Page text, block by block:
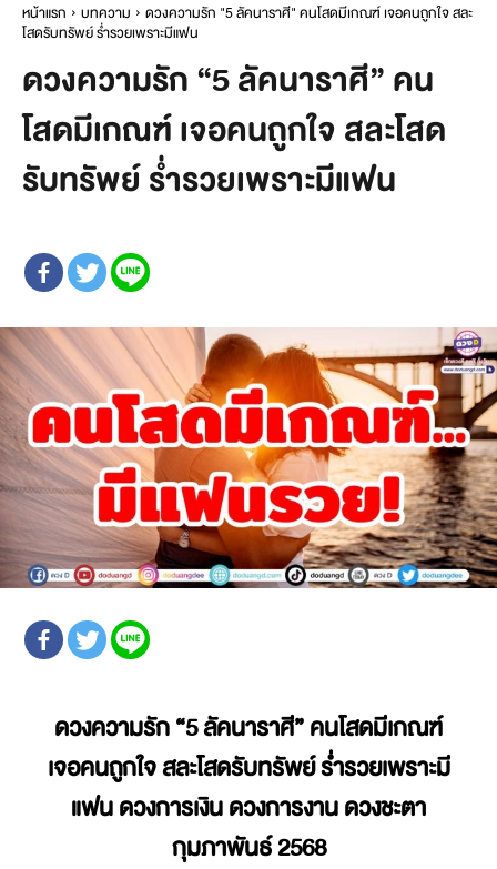
หน้าแรก บทความ
ดวงความรัก "5 ลัคนาราศี" คนโสดมีเกณฑ์ เจอคนถูกใจ สละ
โสดรับทรัพย์ ร่ำรวยเพราะมีแฟน
ดวงความรัก “5 ลัคนาราศี” คน
โสดมีเกณฑ์ เจอคนถูกใจ สละโสด
รับทรัพย์ ร่ำรวยเพราะมีแฟน
ดวงความรัก“5 ลัคนาราศี” คนโสดมีเกณฑ์
เจอคนถูกใจ สละโสดรับทรัพย์ ร่ำรวยเพราะมี
แฟน ดวงการเงิน ดวงการงานดวงชะตา
กุมภาพันธ์ 2568